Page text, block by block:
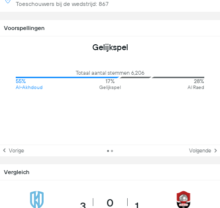
Toeschouwers bij de wedstrijd: 867
Voorspellingen
Gelijkspel
Totaal aantal stemmen 6,206
55%
Al-Akhdoud
17%
Gelijkspel
28%
Al Raed
Vorige Volgende
Vergleich
0